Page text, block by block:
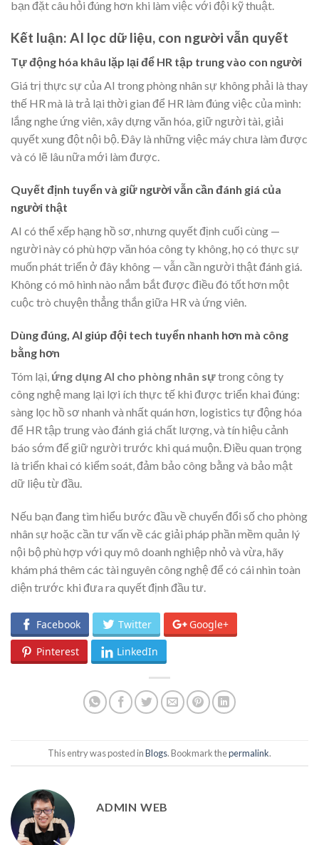
bạn đặt câu hỏi đúng hơn khi làm việc với đội kỹ thuật.
Kết luận: AI lọc dữ liệu, con người vẫn quyết
Tự động hóa khâu lặp lại để HR tập trung vào con người
Giá trị thực sự của AI trong phòng nhân sự không phải là thay
thế HR mà là trả lại thời gian để HR làm đúng việc của mình:
lắng nghe ứng viên, xây dựng văn hóa, giữ người tài, giải
quyết xung đột nội bộ. Đây là những việc máy chưa làm được
và có lẽ lâu nữa mới làm được.
Quyết định tuyển và giữ người vẫn cần đánh giá của
người thật
AI có thể xếp hạng hồ sơ, nhưng quyết định cuối cùng —
người này có phù hợp văn hóa công ty không, họ có thực sự
muốn phát triển ở đây không — vẫn cần người thật đánh giá.
Không có mô hình nào nắm bắt được điều đó tốt hơn một
cuộc trò chuyện thẳng thắn giữa HR và ứng viên.
Dùng đúng, AI giúp đội tech tuyển nhanh hơn mà công
bằng hơn
Tóm lại, ứng dụng AI cho phòng nhân sựtrong công ty
công nghệ mang lại lợi ích thực tế khi được triển khai đúng:
sàng lọc hồ sơ nhanh và nhất quán hơn, logistics tự động hóa
để HR tập trung vào đánh giá chất lượng, và tín hiệu cảnh
báo sớm để giữ người trước khi quá muộn. Điều quan trọng
là triển khai có kiểm soát, đảm bảo công bằng và bảo mật
dữ liệu từ đầu.
Nếu bạn đang tìm hiểu bước đầu về chuyển đổi số cho phòng
nhân sự hoặc cần tư vấn về các giải pháp phần mềm quản lý
nội bộ phù hợp với quy mô doanh nghiệp nhỏ và vừa, hãy
khám phá thêm các tài nguyên công nghệ để có cái nhìn toàn
diện trước khi đưa ra quyết định đầu tư.
Facebook Twitter Google+
Pinterest LinkedIn
This entry was posted inBlogs. Bookmark thepermalink.
ADMIN WEB